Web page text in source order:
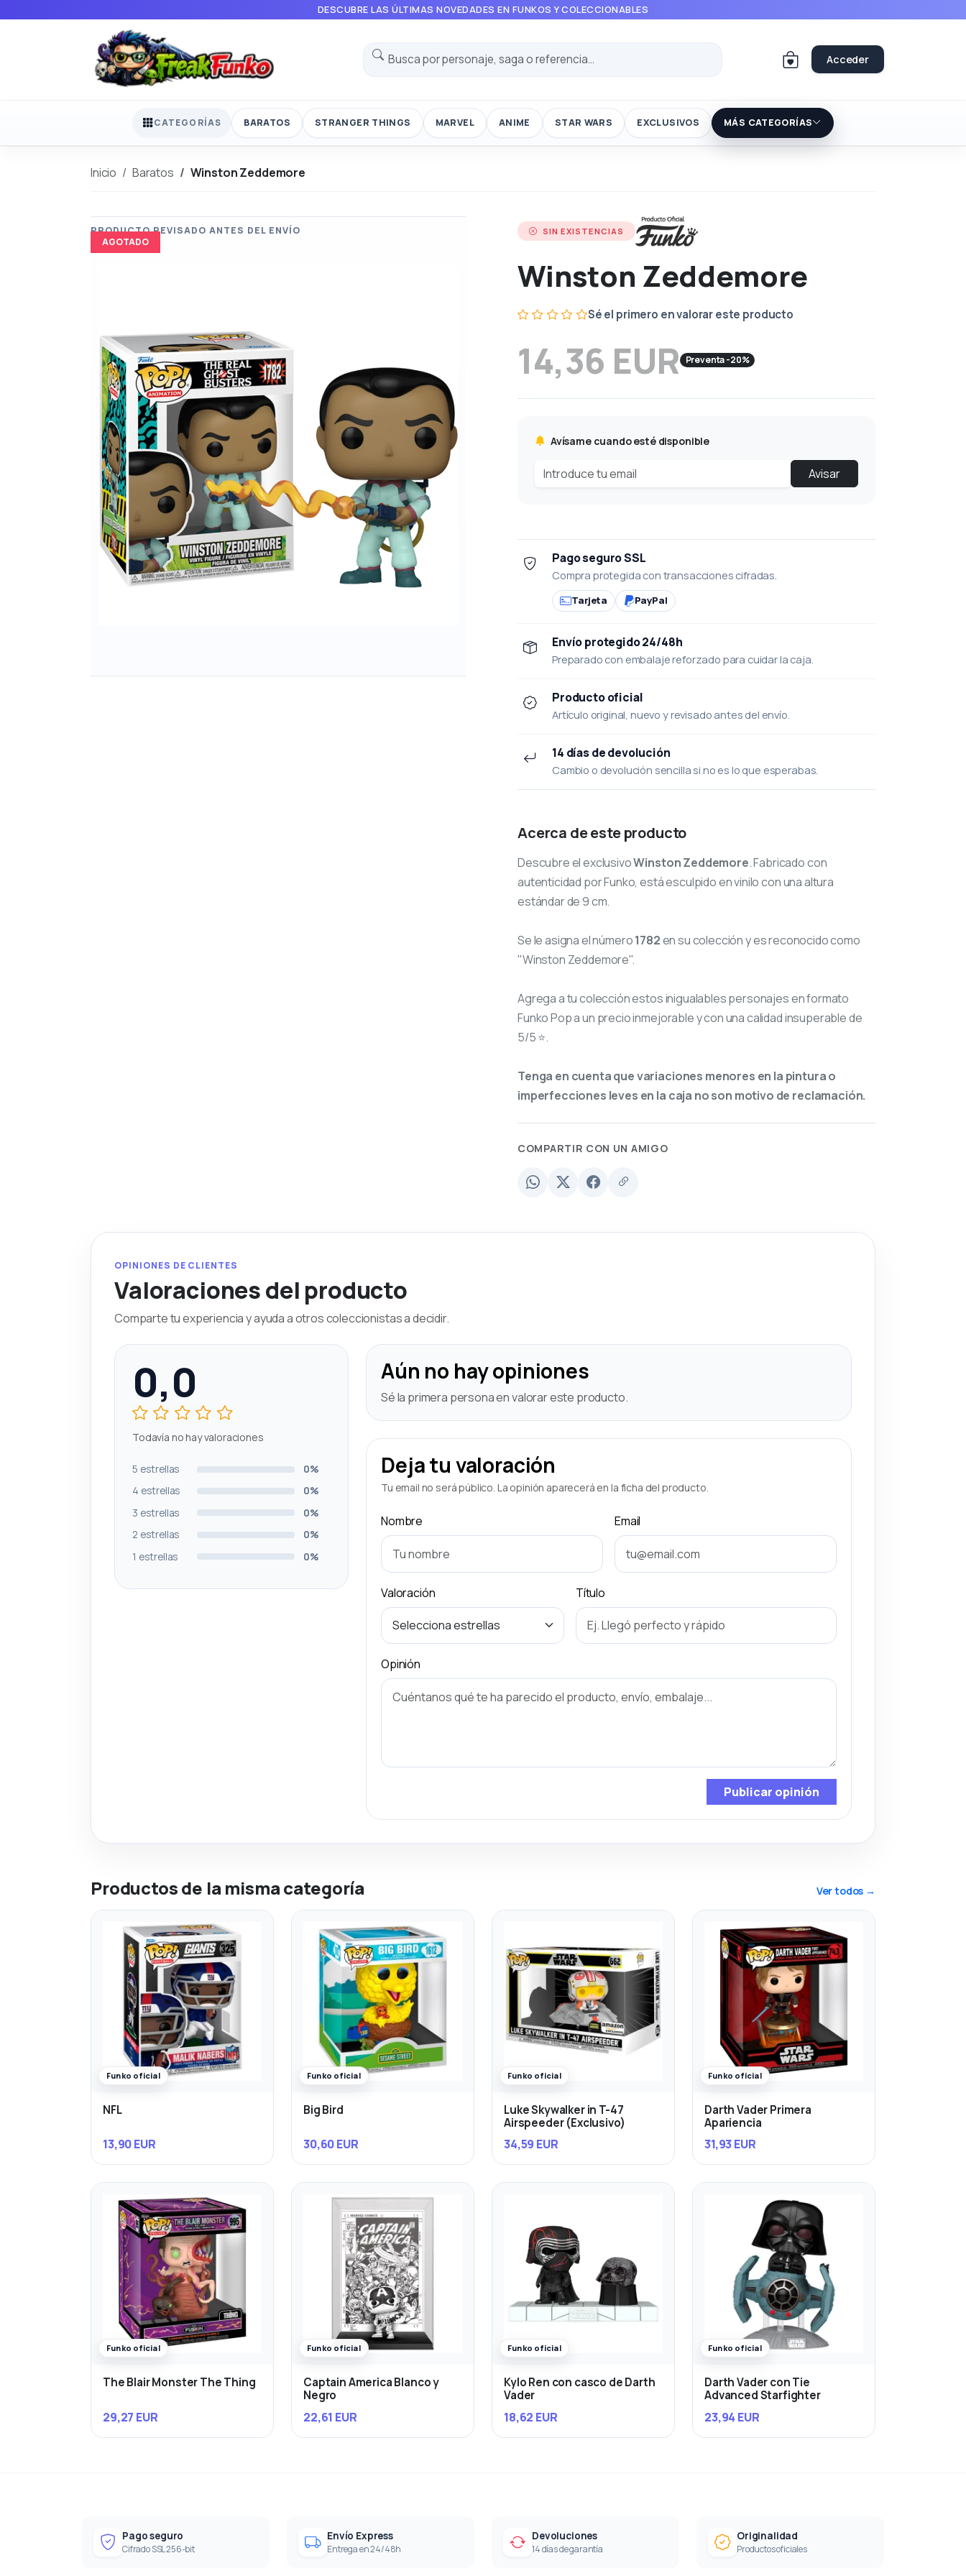
DESCUBRE LAS ÚLTIMAS NOVEDADES EN FUNKOS Y COLECCIONABLES
Acceder
CATEGORÍAS BARATOS STRANGER THINGS MARVEL ANIME STAR WARS EXCLUSIVOS MÁS CATEGORÍAS
Inicio Baratos Winston Zeddemore
AGOTADO
SIN EXISTENCIAS
Winston Zeddemore
Sé el primero en valorar este producto
14,36 EUR Preventa -20%
Avísame cuando esté disponible
Avisar
Pago seguro SSL
Compra protegida con transacciones cifradas.
Tarjeta PayPal
Envío protegido 24/48h
Preparado con embalaje reforzado para cuidar la caja.
Producto oficial
Artículo original, nuevo y revisado antes del envío.
14 días de devolución
Cambio o devolución sencilla si no es lo que esperabas.
Acerca de este producto
Descubre el exclusivoWinston Zeddemore. Fabricado con
autenticidad por Funko, está esculpido en vinilo con una altura
estándar de 9 cm.
Se le asigna el número1782en su colección y es reconocido como
"Winston Zeddemore".
Agrega a tu colección estos inigualables personajes en formato
Funko Pop a un precio inmejorable y con una calidad insuperable de
5/5 ⭐.
Tenga en cuenta que variaciones menores en la pintura o
imperfecciones leves en la caja no son motivo de reclamación.
COMPARTIR CON UN AMIGO
OPINIONES DE CLIENTES
Valoraciones del producto
Comparte tu experiencia y ayuda a otros coleccionistas a decidir.
0,0
Todavía no hay valoraciones
5 estrellas
0%
4 estrellas
0%
3 estrellas
0%
2 estrellas
0%
1 estrellas
0%
Aún no hay opiniones
Sé la primera persona en valorar este producto.
Deja tu valoración
Tu email no será público. La opinión aparecerá en la ficha del producto.
Nombre Email
Valoración Título
Opinión
Publicar opinión
Productos de la misma categoría Ver todos →
Funko oficial
NFL
13,90 EUR
Funko oficial
Big Bird
30,60 EUR
Funko oficial
Luke Skywalker in T-47
Airspeeder (Exclusivo)
34,59 EUR
Funko oficial
Darth Vader Primera
Apariencia
31,93 EUR
Funko oficial
The Blair Monster The Thing
29,27 EUR
Funko oficial
Captain America Blanco y
Negro
22,61 EUR
Funko oficial
Kylo Ren con casco de Darth
Vader
18,62 EUR
Funko oficial
Darth Vader con Tie
Advanced Starfighter
23,94 EUR
Pago seguro
Cifrado SSL 256-bit
Envío Express
Entrega en 24/48h
Devoluciones
14 días de garantía
Originalidad
Productos oficiales